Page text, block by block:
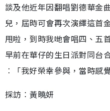
談及他近年因翻唱劉德華金
兒，屆時可會再次演繹這首
甩啦，到時我哋會唱四、五
早前在華仔的生日派對同台
︰「我好榮幸參與，當時感
採訪︰黃曉妍